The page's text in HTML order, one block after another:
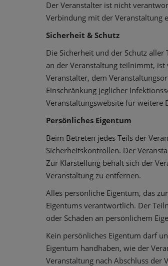
Der Veranstalter ist nicht
Verbindung mit der Veranstaltung
Sicherheit & Schutz
Die Sicherheit und der Schutz
an der Veranstaltung teilnimmt,
Veranstalter, dem
Einschränkung jeglicher
Veranstaltungswebsite für weitere
Persönliches Eigentum
Beim Betreten jedes Teils der
Sicherheitskontrollen. Der
Zur Klarstellung behält sich der
Veranstaltung zu entfernen.
Alles persönliche Eigentum, das
Eigentums verantwortlich. Der
oder Schäden an persönlichem
Kein persönliches Eigentum darf
Eigentum handhaben, wie der
Veranstaltung nach Abschluss der